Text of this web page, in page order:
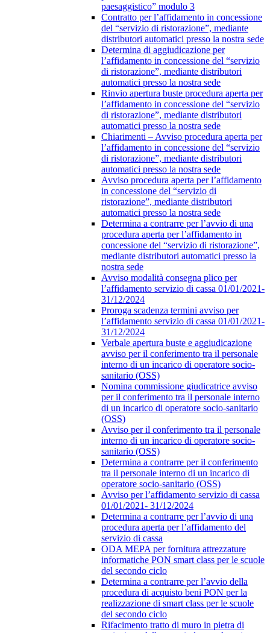
paesaggistico” modulo 3
Contratto per l’affidamento in concessione
del “servizio di ristorazione”, mediante
distributori automatici presso la nostra sede
Determina di aggiudicazione per
l’affidamento in concessione del “servizio
di ristorazione”, mediante distributori
automatici presso la nostra sede
Rinvio apertura buste procedura aperta per
l’affidamento in concessione del “servizio
di ristorazione”, mediante distributori
automatici presso la nostra sede
Chiarimenti – Avviso procedura aperta per
l’affidamento in concessione del “servizio
di ristorazione”, mediante distributori
automatici presso la nostra sede
Avviso procedura aperta per l’affidamento
in concessione del “servizio di
ristorazione”, mediante distributori
automatici presso la nostra sede
Determina a contrarre per l’avvio di una
procedura aperta per l’affidamento in
concessione del “servizio di ristorazione”,
mediante distributori automatici presso la
nostra sede
Avviso modalità consegna plico per
l’affidamento servizio di cassa 01/01/2021-
31/12/2024
Proroga scadenza termini avviso per
l’affidamento servizio di cassa 01/01/2021-
31/12/2024
Verbale apertura buste e aggiudicazione
avviso per il conferimento tra il personale
interno di un incarico di operatore socio-
sanitario (OSS)
Nomina commissione giudicatrice avviso
per il conferimento tra il personale interno
di un incarico di operatore socio-sanitario
(OSS)
Avviso per il conferimento tra il personale
interno di un incarico di operatore socio-
sanitario (OSS)
Determina a contrarre per il conferimento
tra il personale interno di un incarico di
operatore socio-sanitario (OSS)
Avviso per l’affidamento servizio di cassa
01/01/2021- 31/12/2024
Determina a contrarre per l’avvio di una
procedura aperta per l’affidamento del
servizio di cassa
ODA MEPA per fornitura attrezzature
informatiche PON smart class per le scuole
del secondo ciclo
Determina a contrarre per l’avvio della
procedura di acquisto beni PON per la
realizzazione di smart class per le scuole
del secondo ciclo
Rifacimento tratto di muro in pietra di